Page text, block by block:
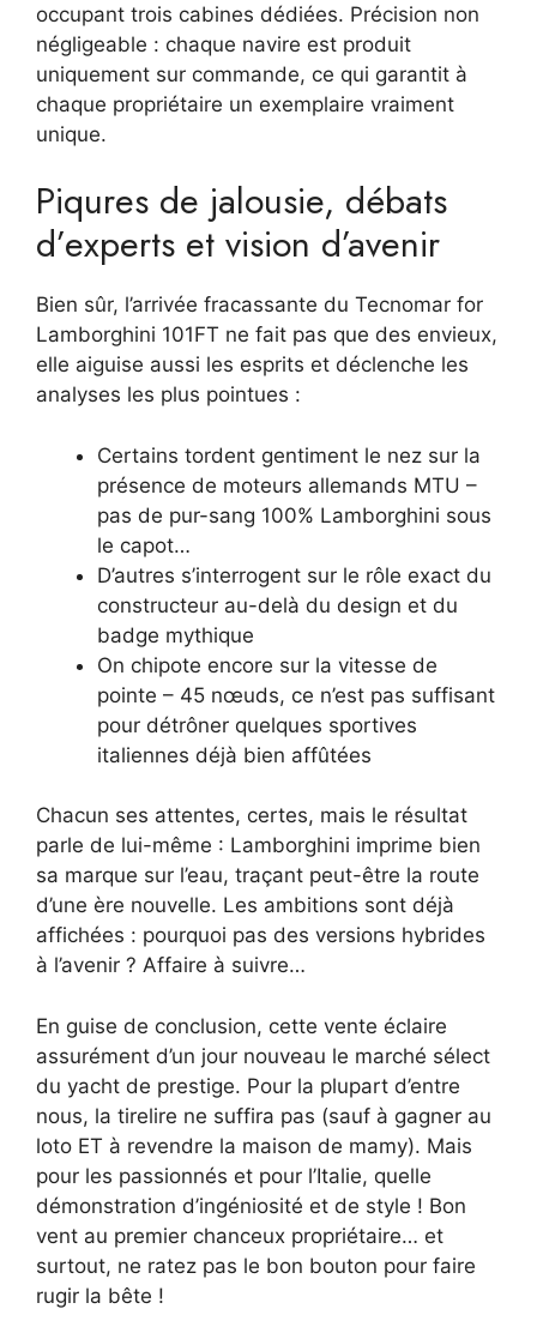
occupant trois cabines dédiées. Précision non
négligeable : chaque navire est produit
uniquement sur commande, ce qui garantit à
chaque propriétaire un exemplaire vraiment
unique.
Piqures de jalousie, débats
d’experts et vision d’avenir
Bien sûr, l’arrivée fracassante du Tecnomar for
Lamborghini 101FT ne fait pas que des envieux,
elle aiguise aussi les esprits et déclenche les
analyses les plus pointues :
Certains tordent gentiment le nez sur la
présence de moteurs allemands MTU –
pas de pur-sang 100% Lamborghini sous
le capot…
D’autres s’interrogent sur le rôle exact du
constructeur au-delà du design et du
badge mythique
On chipote encore sur la vitesse de
pointe – 45 nœuds, ce n’est pas suffisant
pour détrôner quelques sportives
italiennes déjà bien affûtées
Chacun ses attentes, certes, mais le résultat
parle de lui-même : Lamborghini imprime bien
sa marque sur l’eau, traçant peut-être la route
d’une ère nouvelle. Les ambitions sont déjà
affichées : pourquoi pas des versions hybrides
à l’avenir ? Affaire à suivre…
En guise de conclusion, cette vente éclaire
assurément d’un jour nouveau le marché sélect
du yacht de prestige. Pour la plupart d’entre
nous, la tirelire ne suffira pas (sauf à gagner au
loto ET à revendre la maison de mamy). Mais
pour les passionnés et pour l’Italie, quelle
démonstration d’ingéniosité et de style ! Bon
vent au premier chanceux propriétaire… et
surtout, ne ratez pas le bon bouton pour faire
rugir la bête !